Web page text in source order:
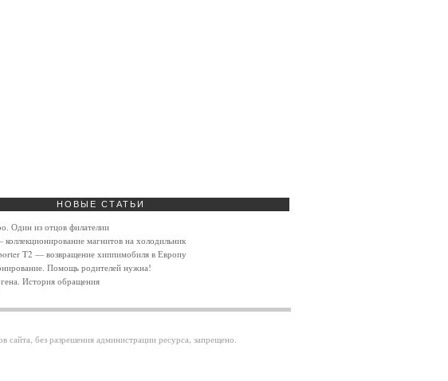
НОВЫЕ СТАТЬИ
Один из отцов филателии
магнитов на холодильник
T2 — возвращение хиппимобиля в Европу
Помощь родителей нужна!
История обращения
без разрешения администрации ресурса, запрещено.